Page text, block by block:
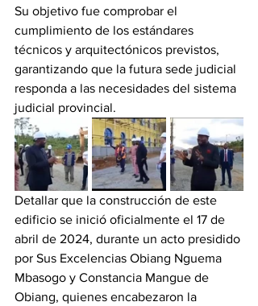
Su objetivo fue comprobar el
cumplimiento de los estándares
técnicos y arquitectónicos previstos,
garantizando que la futura sede judicial
responda a las necesidades del sistema
judicial provincial.
Detallar que la construcción de este
edificio se inició oficialmente el 17 de
abril de 2024, durante un acto presidido
por Sus Excelencias Obiang Nguema
Mbasogo y Constancia Mangue de
Obiang, quienes encabezaron la